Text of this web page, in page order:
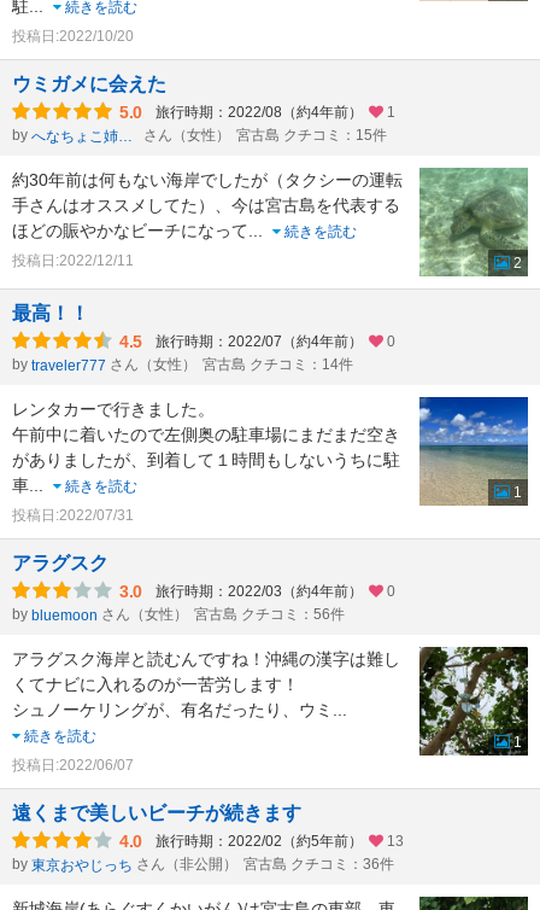
駐
続きを読む
投稿日:2022/10/20
ウミガメに会えた
5.0 旅行時期：2022/08（約4年前）
1
by
へなちょこ姉さん さん（女性） 宮古島 クチコミ：15件
約30年前は何もない海岸でしたが（タクシーの運転
手さんはオススメしてた）、今は宮古島を代表する
ほどの賑やかなビーチになって
続きを読む
投稿日:2022/12/11
2
最高！！
4.5 旅行時期：2022/07（約4年前）
0
by traveler777 さん（女性） 宮古島 クチコミ：14件
レンタカーで行きました。
午前中に着いたので左側奥の駐車場にまだまだ空き
がありましたが、到着して１時間もしないうちに駐
車
続きを読む
投稿日:2022/07/31
1
アラグスク
3.0 旅行時期：2022/03（約4年前）
0
by bluemoon さん（女性） 宮古島 クチコミ：56件
アラグスク海岸と読むんですね！沖縄の漢字は難し
くてナビに入れるのが一苦労します！
シュノーケリングが、有名だったり、ウミ
続きを読む
投稿日:2022/06/07
1
遠くまで美しいビーチが続きます
4.0 旅行時期：2022/02（約5年前）
13
by 東京おやじっち さん（非公開） 宮古島 クチコミ：36件